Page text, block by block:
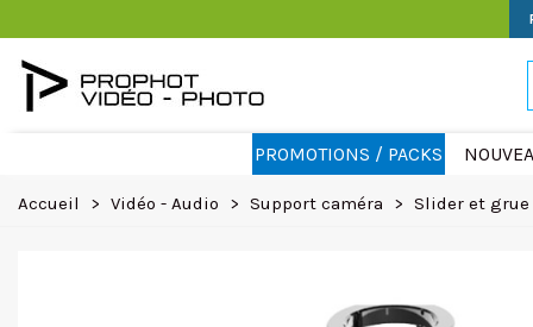
PROMOTIONS / PACKS
Accueil > Vidéo - Audio > Support caméra > Slider et grue